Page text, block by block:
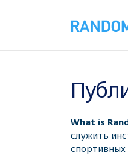
What is
служить